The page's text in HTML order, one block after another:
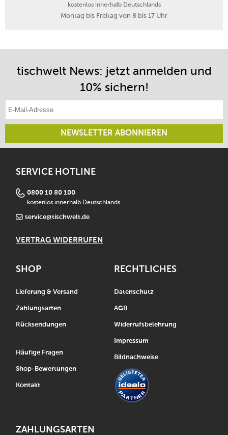
kostenlos innerhalb Deutschlands
Montag bis Freitag von 8 bis 17 Uhr
tischwelt News: jetzt anmelden und
10% sichern!
NEWSLETTER ABONNIEREN
SERVICE HOTLINE
0800 10 80 100
kostenlos innerhalb Deutschlands
service@tischwelt.de
VERTRAG WIDERRUFEN
SHOP
Lieferung & Versand
Zahlungsarten
Rücksendungen
Häufige Fragen
Shop-Bewertungen
Kontakt
RECHTLICHES
Datenschutz
AGB
Widerrufsbelehrung
Impressum
Bildnachweise
ZAHLUNGSARTEN